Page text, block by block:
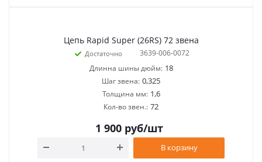
Цепь Rapid Super (26RS) 72 звена
Достаточно
3639-006-0072
Длинна шины дюйм: 18
Шаг звена: 0,325
Толщина мм: 1,6
Кол-во звен.: 72
1 900руб/шт
В корзину